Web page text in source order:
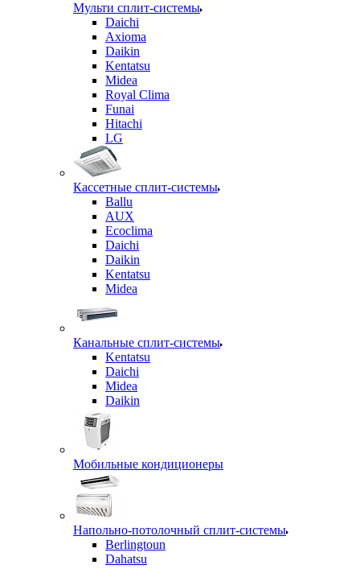
Мульти сплит-системы
Daichi
Axioma
Daikin
Kentatsu
Midea
Royal Clima
Funai
Hitachi
LG
Кассетные сплит-системы
Ballu
AUX
Ecoclima
Daichi
Daikin
Kentatsu
Midea
Канальные сплит-системы
Kentatsu
Daichi
Midea
Daikin
Мобильные кондиционеры
Напольно-потолочный сплит-системы
Berlingtoun
Dahatsu